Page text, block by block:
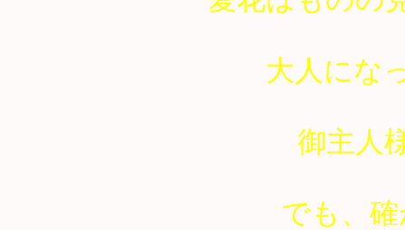
大人にな
御主人
でも、